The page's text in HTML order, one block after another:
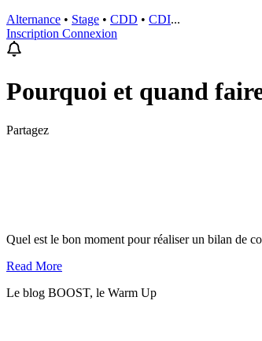
Alternance • Stage • CDD • CDI...
Inscription Connexion
Pourquoi et quand
Partagez
Quel est le bon moment pour réaliser un bilan de
Read More
Le blog BOOST, le Warm Up